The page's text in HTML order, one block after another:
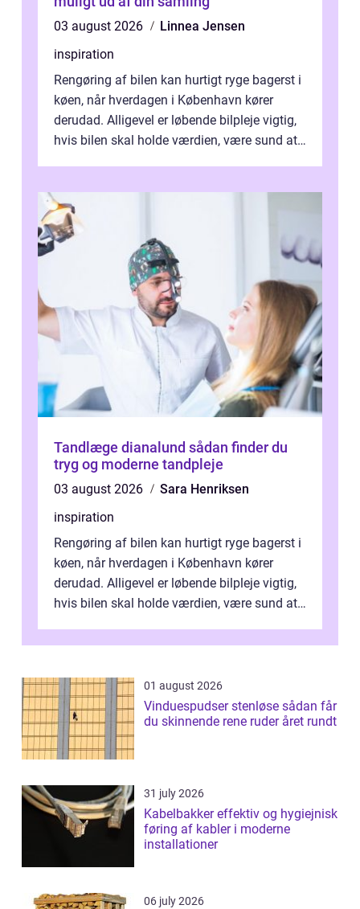
03 august 2026
Linnea Jensen
inspiration
Rengøring af bilen kan hurtigt ryge bagerst i
køen, når hverdagen i København kører
derudad. Alligevel er løbende bilpleje vigtig,
hvis bilen skal holde værdien, være sund at
Tandlæge dianalund sådan finder du
tryg og moderne tandpleje
03 august 2026
Sara Henriksen
inspiration
Rengøring af bilen kan hurtigt ryge bagerst i
køen, når hverdagen i København kører
derudad. Alligevel er løbende bilpleje vigtig,
hvis bilen skal holde værdien, være sund at
01 august 2026
Vinduespudser stenløse sådan får
du skinnende rene ruder året rundt
31 july 2026
Kabelbakker effektiv og hygiejnisk
føring af kabler i moderne
installationer
06 july 2026